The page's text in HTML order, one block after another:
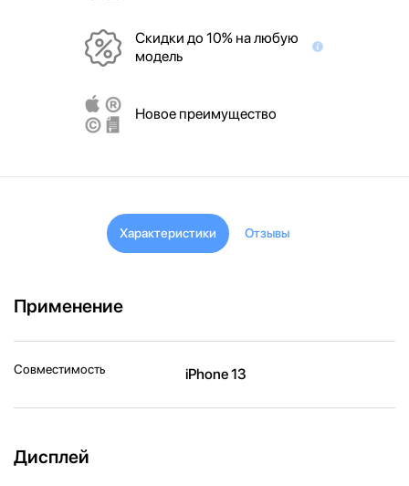
Скидки до 10% на любую
модель
Новое преимущество
Характеристики Отзывы
Применение
Совместимость iPhone 13
Дисплей